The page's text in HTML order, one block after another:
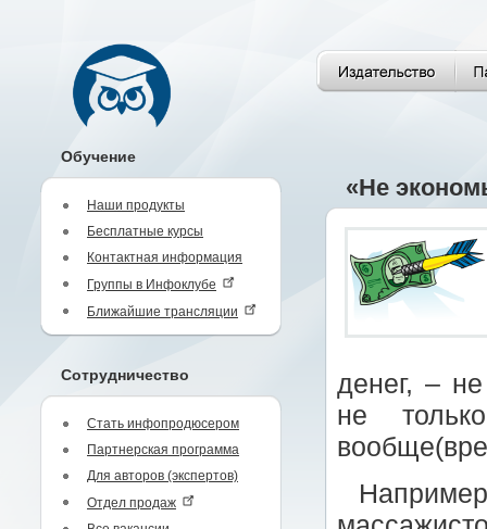
Обучение
Наши продукты
Бесплатные курсы
Контактная информация
Группы в Инфоклубе
Ближайшие трансляции
Сотрудничество
Стать инфопродюсером
Партнерская программа
Для авторов (экспертов)
Отдел продаж
«Не
денег, –
не